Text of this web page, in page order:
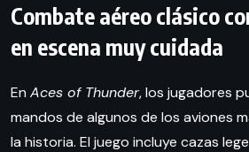
Combate aéreo clásico
en escena muy cuidada
En Aces of Thunder, los jugadores
mandos de algunos de los aviones
la historia. El juego incluye cazas